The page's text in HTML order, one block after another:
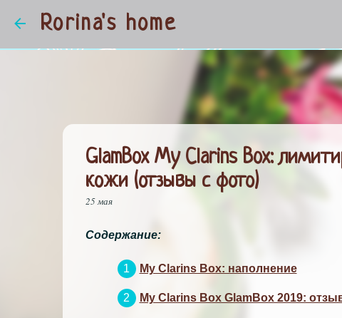
Rorina's home
GlamBox My Clarins Box:
кожи (отзывы с фото)
25 мая
Содержание:
My Clarins Box: наполнение
My Clarins Box GlamBox 2019: